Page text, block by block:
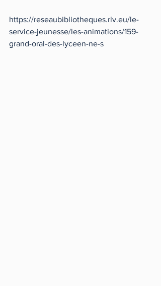
https://reseaubibliotheques.rlv.eu/le-
service-jeunesse/les-animations/159-
grand-oral-des-lyceen-ne-s